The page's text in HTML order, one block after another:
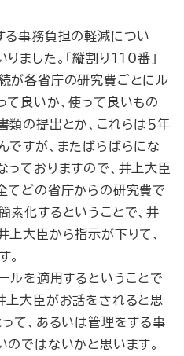
る事務負担の軽減につい
ました。「縦割り110番」
が各省庁の研究費ごとにル
て良いか、使って良いもの
類の提出とか、これらは５年
ですが、またばらばらにな
っておりますので、井上大臣
てどの省庁からの研究費で
素化するということで、井
上大臣から指示が下りて、
。
ルを適用するということで
上大臣がお話をされると思
て、あるいは管理をする事
のではないかと思います。